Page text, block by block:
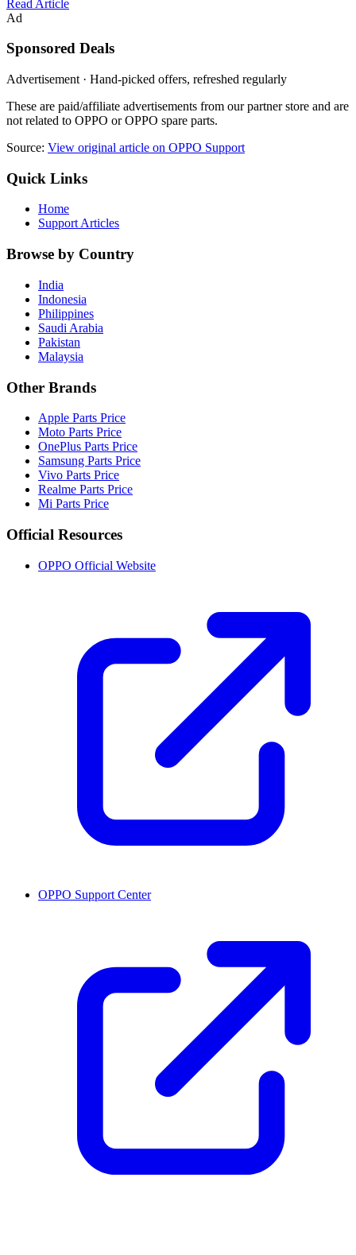
Read Article
Ad
Sponsored Deals
Advertisement · Hand-picked offers, refreshed regularly
These are paid/affiliate advertisements from our partner store and are
not related to OPPO or OPPO spare parts.
Source: View original article on OPPO Support
Quick Links
Home
Support Articles
Browse by Country
India
Indonesia
Philippines
Saudi Arabia
Pakistan
Malaysia
Other Brands
Apple Parts Price
Moto Parts Price
OnePlus Parts Price
Samsung Parts Price
Vivo Parts Price
Realme Parts Price
Mi Parts Price
Official Resources
OPPO Official Website
OPPO Support Center